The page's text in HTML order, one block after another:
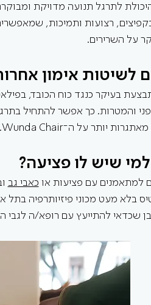
לתרגל תנועה מדויקת
בקפיצים, רצועות ותמיכות,
על השרירים.
לשיטות אימון
בעיקר כנגד כוח הכובד,
והמטרות. כך אפשר להתחיל
שיש לו פציעה?
למתאמנים עם פציעות או כאבי גב
בלא מעט מכוני פיזיותרפיה בתל
שכדאי להתייעץ עם רופא/ה לגבי